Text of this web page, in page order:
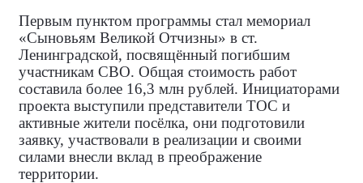
Первым пунктом программы стал мемориал
«Сыновьям Великой Отчизны» в ст.
Ленинградской, посвящённый погибшим
участникам СВО. Общая стоимость работ
составила более 16,3 млн рублей. Инициаторами
проекта выступили представители ТОС и
активные жители посёлка, они подготовили
заявку, участвовали в реализации и своими
силами внесли вклад в преображение
территории.